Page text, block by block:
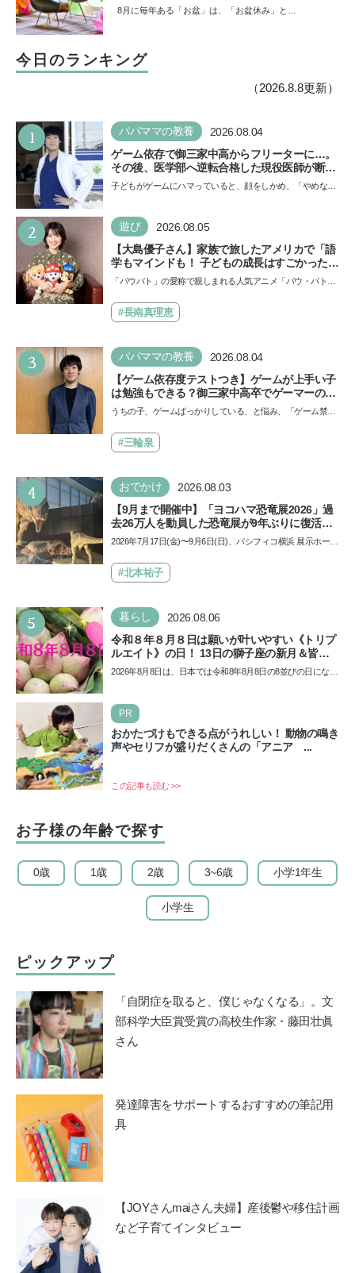
8月に毎年ある「お盆」は、「お盆休み」と…
今日のランキング
（2026.8.8更新）
1 パパママの教養 2026.08.04
ゲーム依存で御三家中高からフリーターに…。
その後、医学部へ逆転合格した現役医師が断言
「ゲームの経験が受験勉強に役立った」そう考
子どもがゲームにハマっていると、顔をしかめ、「やめなさ
い…
2 遊び 2026.08.05
【大島優子さん】家族で旅したアメリカで「語
学もマインドも！ 子どもの成長はすごかった」
声優をつとめた映画『パウ・パトロール ザ・ダ
できると子どもに知ってほしい
「パウパト」の愛称で親しまれる人気アニメ「パウ・パトロ
ザ…#長南真理恵
3 パパママの教養 2026.08.04
【ゲーム依存度テストつき】ゲームが上手い子
は勉強もできる？御三家中高卒でゲーマーの医
師・阿部智史さんが教えるゲームしながら受験
うちの子、ゲームばっかりしている、と悩み、「ゲーム禁
も…#三輪泉
4 おでかけ 2026.08.03
【9月まで開催中】「ヨコハマ恐竜展2026」過
去26万人を動員した恐竜展が9年ぶりに復活！
夏休みのおでかけで楽しむポイントを完全ガイ
2026年7月17日(金)〜9月6日(日)、パシフィコ横浜 展示ホール
催…#北本祐子
5 暮らし 2026.08.06
令和８年８月８日は願いが叶いやすい《トリプ
ルエイト》の日！ 13日の獅子座の新月＆皆既
日食の影響にも注目
2026年8月8日は、日本では令和8年8月8日の8並びの日になり
PR
おかたづけもできる点がうれしい！ 動物の鳴き
声やセリフが盛りだくさんの「アニア ...
この記事も読む >>
お子様の年齢で探す
0歳 1歳 2歳 3~6歳 小学1年生
小学生
ピックアップ
「自閉症を取ると、僕じゃなくなる」。文
部科学大臣賞受賞の高校生作家・藤田壮眞
さん
発達障害をサポートするおすすめの筆記用
具
【JOYさんmaiさん夫婦】産後鬱や移住計画
など子育てインタビュー